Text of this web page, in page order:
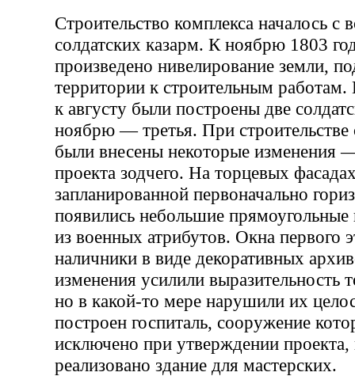
Строительство комплекса началось с
солдатских казарм. К ноябрю 1803
произведено нивелирование земли,
территории к строительным
к августу были построены две
ноябрю — третья. При строительстве
были внесены некоторые изменения
проекта зодчего. На торцевых
запланированной первоначально
появились небольшие
из военных атрибутов. Окна первого
наличники в виде декоративных
изменения усилили выразительность
но в какой-то мере нарушили их
построен госпиталь, сооружение
исключено при утверждении
реализовано здание для мастерских.